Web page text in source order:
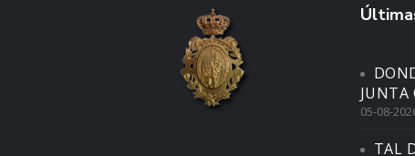
JUNTA
05-08-
TAL